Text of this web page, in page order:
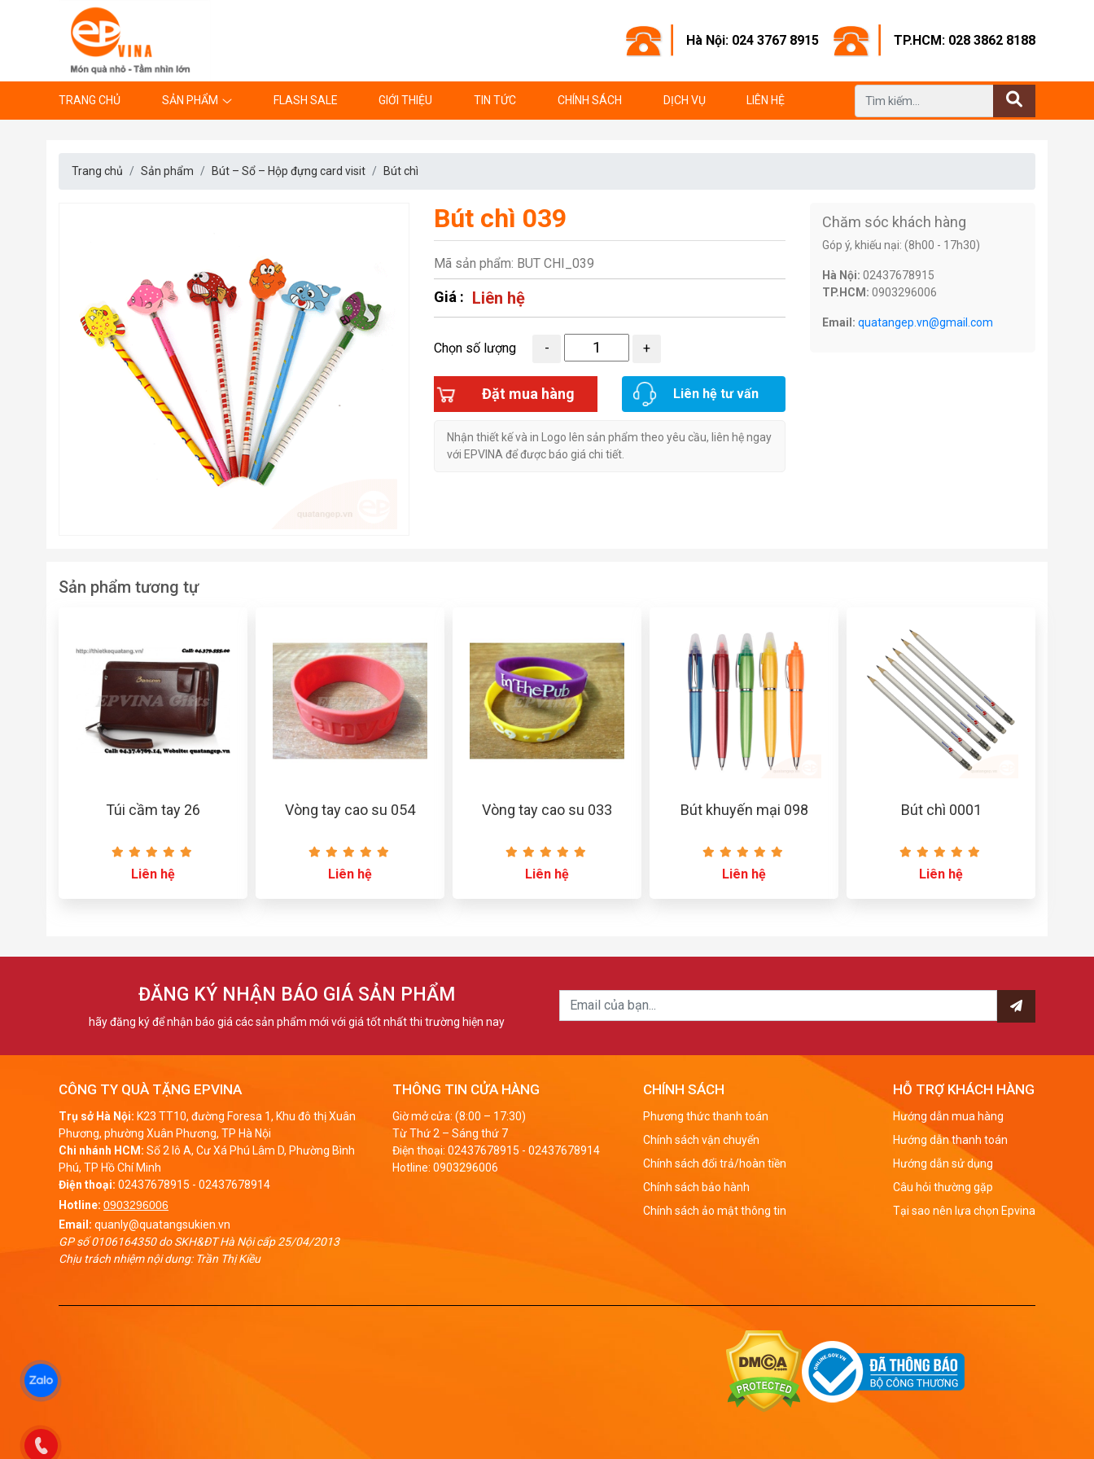
Hà Nội: 024 3767 8915 TP.HCM: 028 3862 8188
TRANG CHỦ SẢN PHẨM FLASH SALE GIỚI THIỆU TIN TỨC CHÍNH SÁCH DỊCH VỤ LIÊN HỆ
Trang chủ Sản phẩm Bút – Sổ – Hộp đựng card visit Bút chì
Bút chì 039
Mã sản phẩm: BUT CHI_039
Giá : Liên hệ
Chọn số lượng
Đặt mua hàng Liên hệ tư vấn
Nhận thiết kế và in Logo lên sản phẩm theo yêu cầu, liên hệ ngay
với EPVINA để được báo giá chi tiết.
Chăm sóc khách hàng
Góp ý, khiếu nại: (8h00 - 17h30)
Hà Nội: 02437678915
TP.HCM: 0903296006
Email: quatangep.vn@gmail.com
Sản phẩm tương tự
Túi cầm tay 26
Liên hệ
Vòng tay cao su 054
Liên hệ
Vòng tay cao su 033
Liên hệ
Bút khuyến mại 098
Liên hệ
Bút chì 0001
Liên hệ
ĐĂNG KÝ NHẬN BÁO GIÁ SẢN PHẨM
hãy đăng ký để nhận báo giá các sản phẩm mới với giá tốt nhất thi trường hiện nay
CÔNG TY QUÀ TẶNG EPVINA
Trụ sở Hà Nội: K23 TT10, đường Foresa 1, Khu đô thị Xuân
Phương, phường Xuân Phương, TP Hà Nội
Chi nhánh HCM: Số 2 lô A, Cư Xá Phú Lâm D, Phường Bình
Phú, TP Hồ Chí Minh
Điện thoại: 02437678915 - 02437678914
Hotline: 0903296006
Email: quanly@quatangsukien.vn
GP số 0106164350 do SKH&ĐT Hà Nội cấp 25/04/2013
Chịu trách nhiệm nội dung: Trần Thị Kiều
THÔNG TIN CỬA HÀNG
Giờ mở cửa: (8:00 – 17:30)
Từ Thứ 2 – Sáng thứ 7
Điện thoại: 02437678915 - 02437678914
Hotline: 0903296006
CHÍNH SÁCH
Phương thức thanh toán
Chính sách vận chuyển
Chính sách đổi trả/hoàn tiền
Chính sách bảo hành
Chính sách ảo mật thông tin
HỖ TRỢ KHÁCH HÀNG
Hướng dẫn mua hàng
Hướng dẫn thanh toán
Hướng dẫn sử dụng
Câu hỏi thường gặp
Tại sao nên lựa chọn Epvina